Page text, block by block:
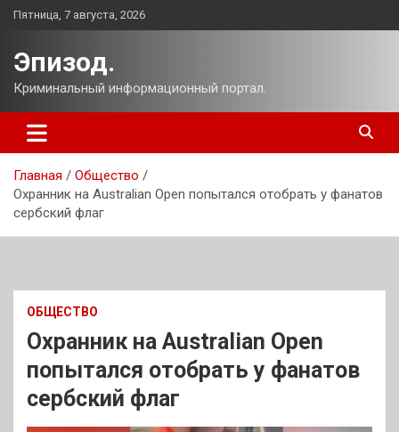
Перейти
Пятница, 7 августа, 2026
Эпизод.
Криминальный информационный портал.
Главная
Общество
Охранник на Australian Open попытался отобрать у фанатов
сербский флаг
ОБЩЕСТВО
Охранник на Australian Open
попытался отобрать у фанатов
сербский флаг